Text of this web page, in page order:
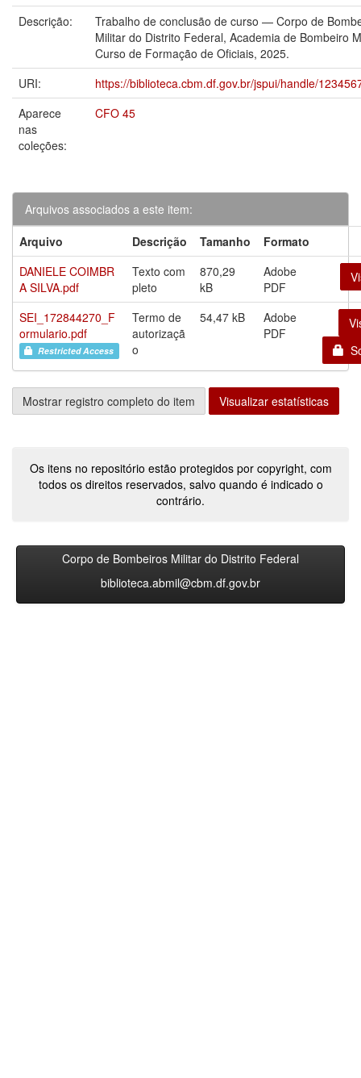
Descrição:
Trabalho de conclusão de curso — Corpo de
Militar do Distrito Federal, Academia de Bombeiro
Curso de Formação de Oficiais, 2025.
URI:
https://biblioteca.cbm.df.gov.br/jspui/handle/
Aparece
nas
coleções:
CFO 45
Arquivos associados a este item:
Arquivo
Descrição Tamanho
Formato
DANIELE COIMBR
A SILVA.pdf
Texto com
pleto
870,29
kB
Adobe
PDF
SEI_172844270_F
ormulario.pdf
Restricted Access
Termo de
autorizaçã
o
54,47 kB
Adobe
PDF
Mostrar registro completo do item Visualizar estatísticas
Os itens no repositório estão protegidos por copyright, com
todos os direitos reservados, salvo quando é indicado o
contrário.
Corpo de Bombeiros Militar do Distrito Federal
biblioteca.abmil@cbm.df.gov.br